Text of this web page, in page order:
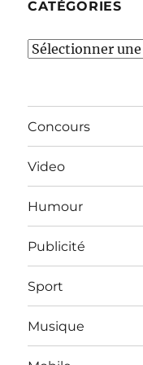
CATÉGORIES
Catégories
Concours
Video
Humour
Publicité
Sport
Musique